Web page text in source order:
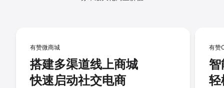
有赞微商城
搭建多渠道线上商城
快速启动社交电商
有赞
智
轻